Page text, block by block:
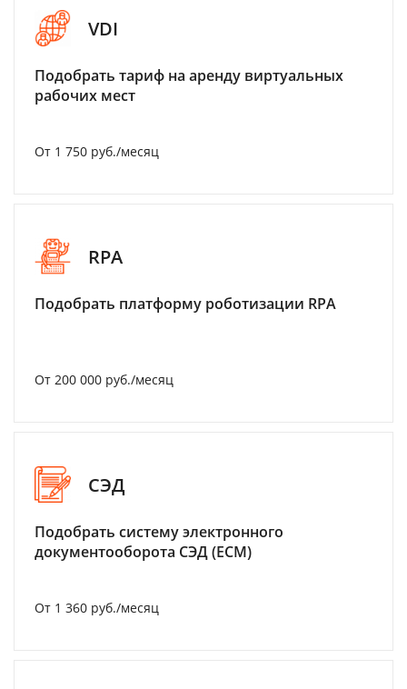
VDI
Подобрать тариф на аренду виртуальных
рабочих мест
От 1 750 руб./месяц
RPA
Подобрать платформу роботизации RPA
От 200 000 руб./месяц
СЭД
Подобрать систему электронного
документооборота СЭД (ECM)
От 1 360 руб./месяц